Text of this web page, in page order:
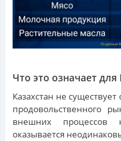
Что это означает для
Казахстан не
продовольственного
внешних процессов
оказывается